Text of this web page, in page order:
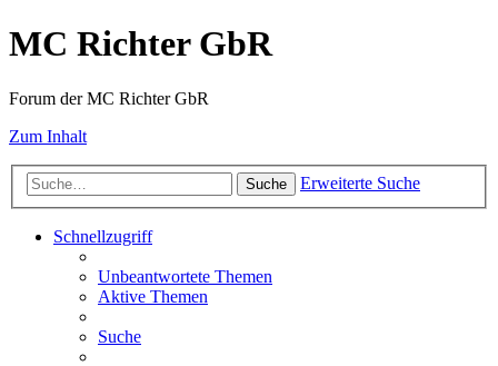
MC Richter GbR
Forum der MC Richter GbR
Zum Inhalt
Suche Erweiterte Suche
Schnellzugriff
Unbeantwortete Themen
Aktive Themen
Suche